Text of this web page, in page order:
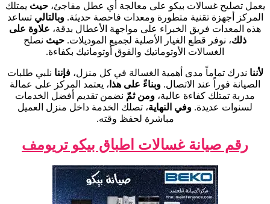
يعمل تصليح غسالات بيكو على معالجة أي عطل مفاجئ،حيث يمتلك
المركز أجهزة تقنية متطورة ومعدات فاحصة حديثة.وبالتالي تساعد
هذه المعدات فريق الخبراء على مواجهة الأعطال بدقة، علاوة على
ذلك، نوفر قطع الغيار الأصلية لجميع الموديلات. حيث نصلح
الغسالات الأوتوماتيك والفوق أوتوماتيك بكفاءة.
لأننا ندرك تماماً مدى أهمية الغسالة في كل منزل،فإننا نلبي طلبات
الصيانة فوراً عند الاتصال. وبناءً على هذا ، يعتمد المركز على عمالة
مدربة تمتلك كفاءة عالية، ومن ثمّ نضمن تقديم أفضل الخدمات
لسنوات عديدة. وفي النهاية، تصلك الخدمة داخل منزل العميل
مباشرة لحفظ وقته.
رقم صيانة غسالات اطباق بيكو تريومف